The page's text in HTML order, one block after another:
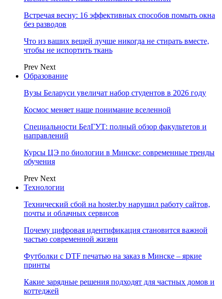
Встречая весну: 16 эффективных способов помыть окна
без разводов
Что из ваших вещей лучше никогда не стирать вместе,
чтобы не испортить ткань
Prev Next
Образование
Вузы Беларуси увеличат набор студентов в 2026 году
Космос меняет наше понимание вселенной
Специальности БелГУТ: полный обзор факультетов и
направлений
Курсы ЦЭ по биологии в Минске: современные тренды
обучения
Prev Next
Технологии
Технический сбой на hoster.by нарушил работу сайтов,
почты и облачных сервисов
Почему цифровая идентификация становится важной
частью современной жизни
Футболки с DTF печатью на заказ в Минске – яркие
принты
Какие зарядные решения подходят для частных домов и
коттеджей